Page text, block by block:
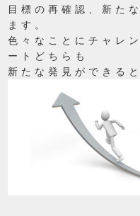
目標の再確認、新た
ます。
色々なことにチャレ
ートどちらも
新たな発見ができる